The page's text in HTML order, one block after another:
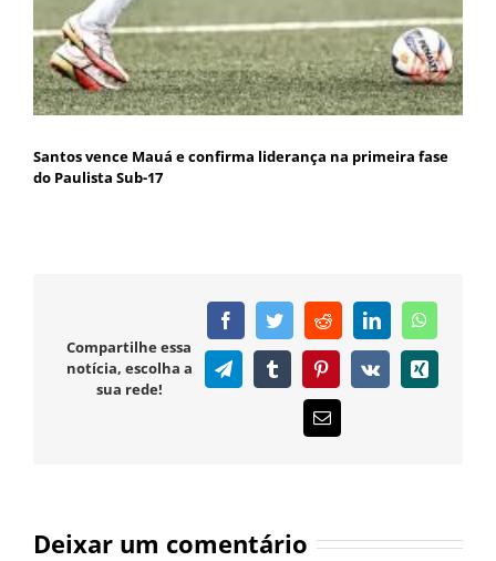
Santos vence Mauá e confirma liderança na primeira fase
do Paulista Sub-17
Compartilhe essa
notícia, escolha a
sua rede!
FacebookTwitterRedditLinkedIn
TelegramTumblr PinterestVk Xing
E-
mail
Deixar um comentário